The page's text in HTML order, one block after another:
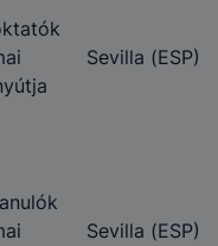
Sevilla (ESP)
Sevilla (ESP)